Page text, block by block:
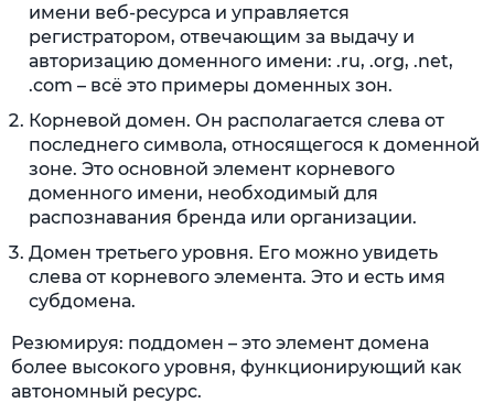
имени веб-ресурса и управляется
регистратором, отвечающим за выдачу и
авторизацию доменного имени: .ru, .org, .net,
.com – всё это примеры доменных зон.
Корневой домен. Он располагается слева от
последнего символа, относящегося к доменной
зоне. Это основной элемент корневого
доменного имени, необходимый для
распознавания бренда или организации.
Домен третьего уровня. Его можно увидеть
слева от корневого элемента. Это и есть имя
субдомена.
Резюмируя: поддомен – это элемент домена
более высокого уровня, функционирующий как
автономный ресурс.